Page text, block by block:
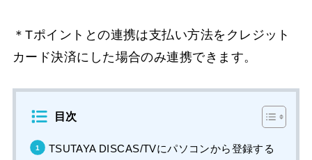
＊Tポイントとの連携は支払い方法をクレジット
カード決済にした場合のみ連携できます。
目次
TSUTAYA DISCAS/TVにパソコンから登録する